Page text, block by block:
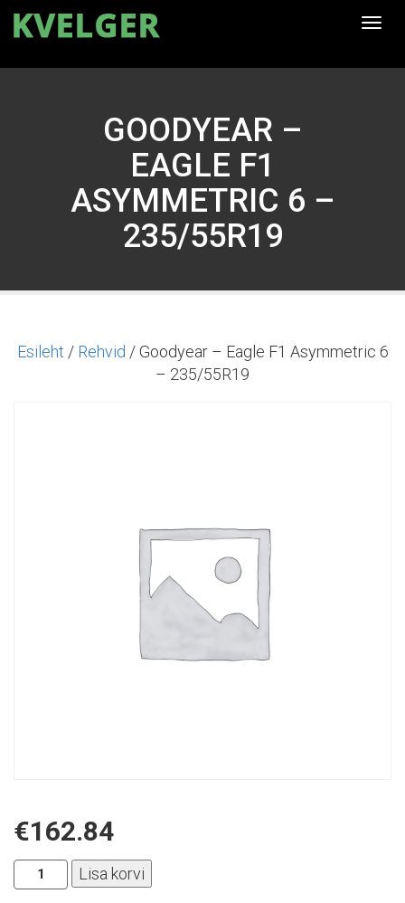
GOODYEAR –
EAGLE F1
ASYMMETRIC 6 –
235/55R19
Esileht / Rehvid / Goodyear – Eagle F1 Asymmetric 6
– 235/55R19
€162.84
Goodyear
-
Lisa korvi